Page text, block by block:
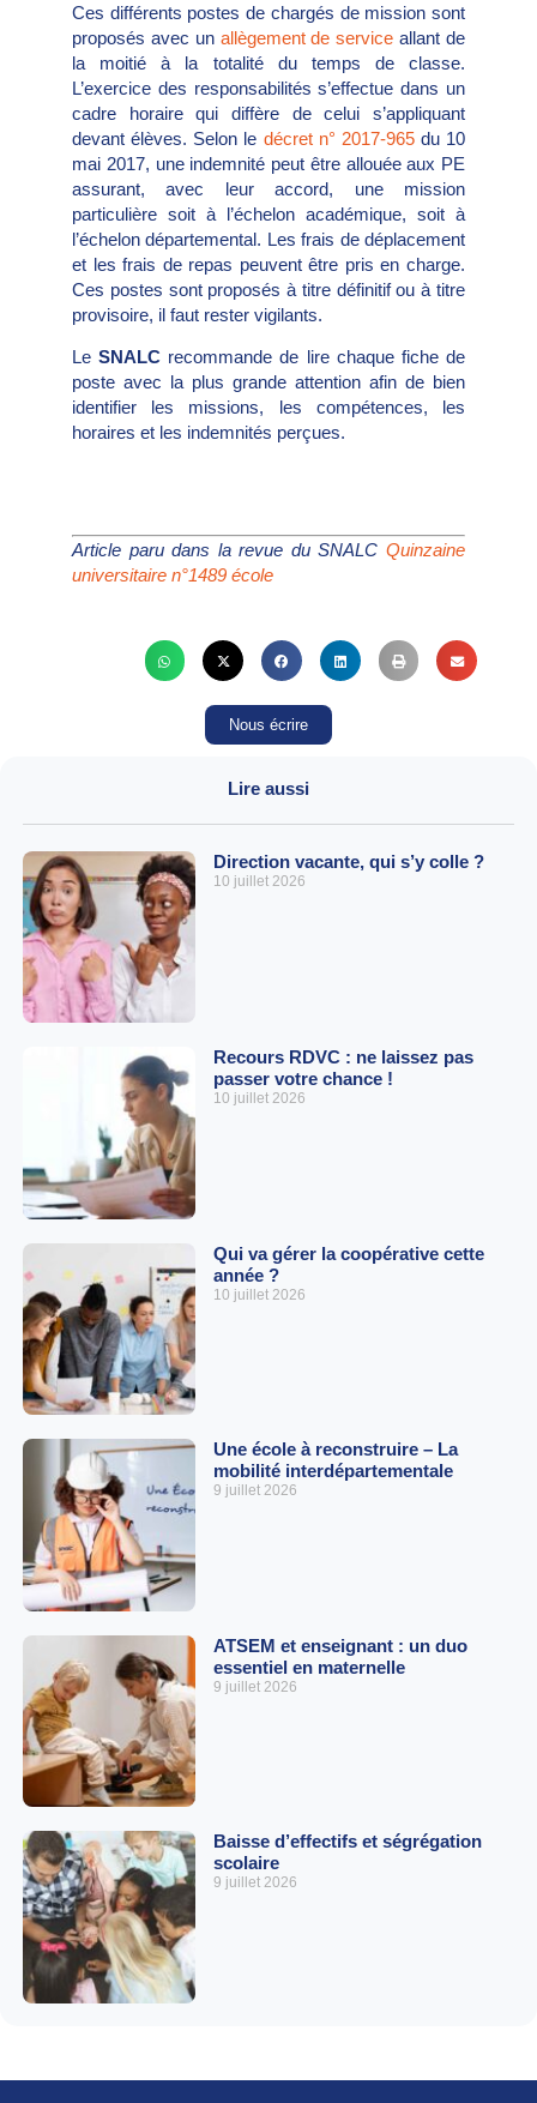
Ces différents postes de chargés de mission sont
proposés avec un allègement de service allant de
la moitié à la totalité du temps de classe.
L’exercice des responsabilités s’effectue dans un
cadre horaire qui diffère de celui s’appliquant
devant élèves. Selon le décret n° 2017-965du 10
mai 2017, une indemnité peut être allouée aux PE
assurant, avec leur accord, une mission
particulière soit à l’échelon académique, soit à
l’échelon départemental. Les frais de déplacement
et les frais de repas peuvent être pris en charge.
Ces postes sont proposés à titre définitif ou à titre
provisoire, il faut rester vigilants.
LeSNALC recommande de lire chaque fiche de
poste avec la plus grande attention afin de bien
identifier les missions, les compétences, les
horaires et les indemnités perçues.
Article paru dans la revue du SNALC Quinzaine
universitaire n°1489 école
Nous écrire
Lire aussi
Direction vacante, qui s’y colle ?
10 juillet 2026
Recours RDVC : ne laissez pas
passer votre chance !
10 juillet 2026
Qui va gérer la coopérative cette
année ?
10 juillet 2026
Une école à reconstruire – La
mobilité interdépartementale
9 juillet 2026
ATSEM et enseignant : un duo
essentiel en maternelle
9 juillet 2026
Baisse d’effectifs et ségrégation
scolaire
9 juillet 2026